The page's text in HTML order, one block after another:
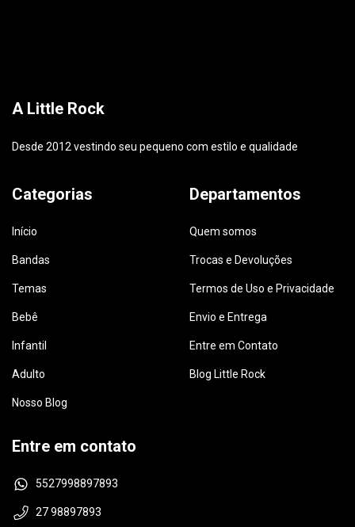
A Little Rock
Desde 2012 vestindo seu pequeno com estilo e qualidade
Categorias
Início
Bandas
Temas
Bebê
Infantil
Adulto
Nosso Blog
Departamentos
Quem somos
Trocas e Devoluções
Termos de Uso e Privacidade
Envio e Entrega
Entre em Contato
Blog Little Rock
Entre em contato
5527998897893
27 98897893